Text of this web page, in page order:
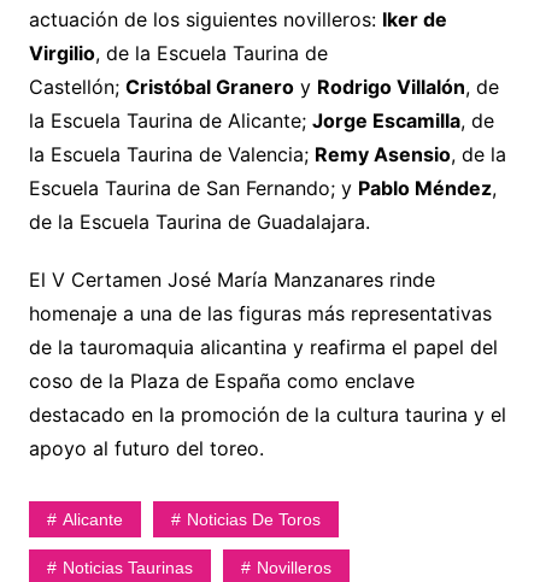
actuación de los siguientes novilleros: Iker de
Virgilio, de la Escuela Taurina de
Castellón; Cristóbal Graneroy Rodrigo Villalón, de
la Escuela Taurina de Alicante; Jorge Escamilla, de
la Escuela Taurina de Valencia; Remy Asensio, de la
Escuela Taurina de San Fernando; y Pablo Méndez,
de la Escuela Taurina de Guadalajara.
El V Certamen José María Manzanares rinde
homenaje a una de las figuras más representativas
de la tauromaquia alicantina y reafirma el papel del
coso de la Plaza de España como enclave
destacado en la promoción de la cultura taurina y el
apoyo al futuro del toreo.
Alicante Noticias De Toros
Noticias Taurinas Novilleros